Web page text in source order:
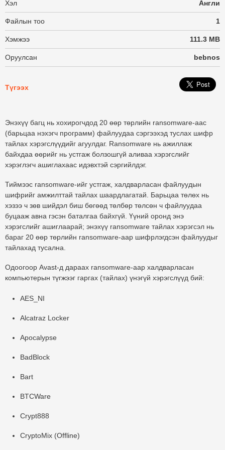
Хэл Англи
Файлын тоо 1
Хэмжээ 111.3 MB
Оруулсан bebnos
Түгээх
Энэхүү багц нь хохирогчдод 20 өөр төрлийн ransomware-аас
(барьцаа нэхэгч программ) файлуудаа сэргээхэд туслах шифр
тайлах хэрэгслүүдийг агуулдаг. Ransomware нь ажиллаж
байхдаа өөрийг нь устгаж болзошгүй аливаа хэрэгслийг
хэрэглэгч ашиглахаас идэвхтэй сэргийлдэг.
Тиймээс ransomware-ийг устгаж, халдварласан файлуудын
шифрийг амжилттай тайлах шаардлагатай. Барьцаа төлөх нь
хэзээ ч зөв шийдэл биш бөгөөд төлбөр төлсөн ч файлуудаа
буцааж авна гэсэн баталгаа байхгүй. Үүний оронд энэ
хэрэгслийг ашиглаарай; энэхүү ransomware тайлах хэрэгсэл нь
бараг 20 өөр төрлийн ransomware-аар шифрлэгдсэн файлуудыг
тайлахад тусална.
Одоогоор Avast-д дараах ransomware-аар халдварласан
компьютерын түгжээг гаргах (тайлах) үнэгүй хэрэгслүүд бий:
AES_NI
Alcatraz Locker
Apocalypse
BadBlock
Bart
BTCWare
Crypt888
CryptoMix (Offline)